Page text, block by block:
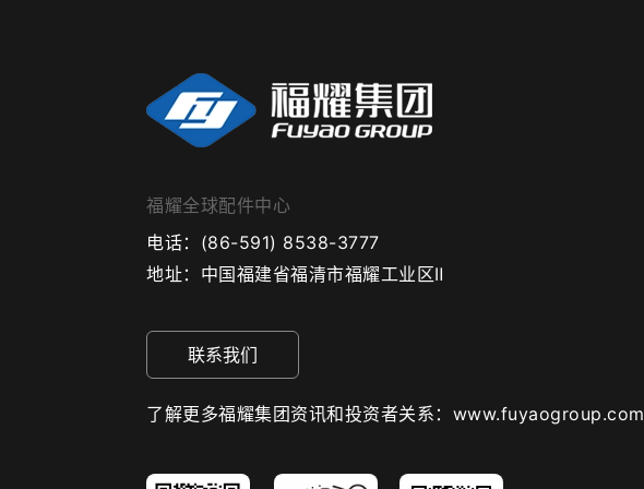
福耀全球配件中心
电话： (86-591) 8538-3777
地址： 中国福建省福清市福耀工业区Ⅱ
联系我们
了解更多福耀集团资讯和投资者关系：www.fuyaogroup.com